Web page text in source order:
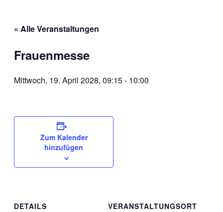
« Alle Veranstaltungen
Frauenmesse
Mittwoch, 19. April 2028, 09:15- 10:00
Zum Kalender
hinzufügen
DETAILS
VERANSTALTUNGSORT